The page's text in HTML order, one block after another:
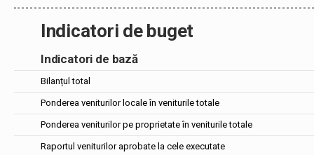
Indicatori de buget
Indicatori de bază
Bilanțul total
Ponderea veniturilor locale în veniturile totale
Ponderea veniturilor pe proprietate în veniturile totale
Raportul veniturilor aprobate la cele executate